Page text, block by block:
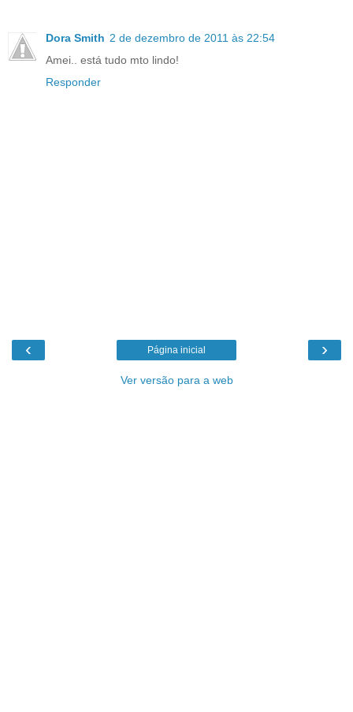
Dora Smith 2 de dezembro de 2011 às 22:54
Amei.. está tudo mto lindo!
Responder
‹ ›
Página inicial
Ver versão para a web